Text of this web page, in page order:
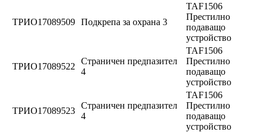
ТРИО17089509 Подкрепа за охрана 3
TAF1506
Престилно
подаващо
устройство
ТРИО17089522
Страничен предпазител
4
TAF1506
Престилно
подаващо
устройство
ТРИО17089523
Страничен предпазител
4
TAF1506
Престилно
подаващо
устройство